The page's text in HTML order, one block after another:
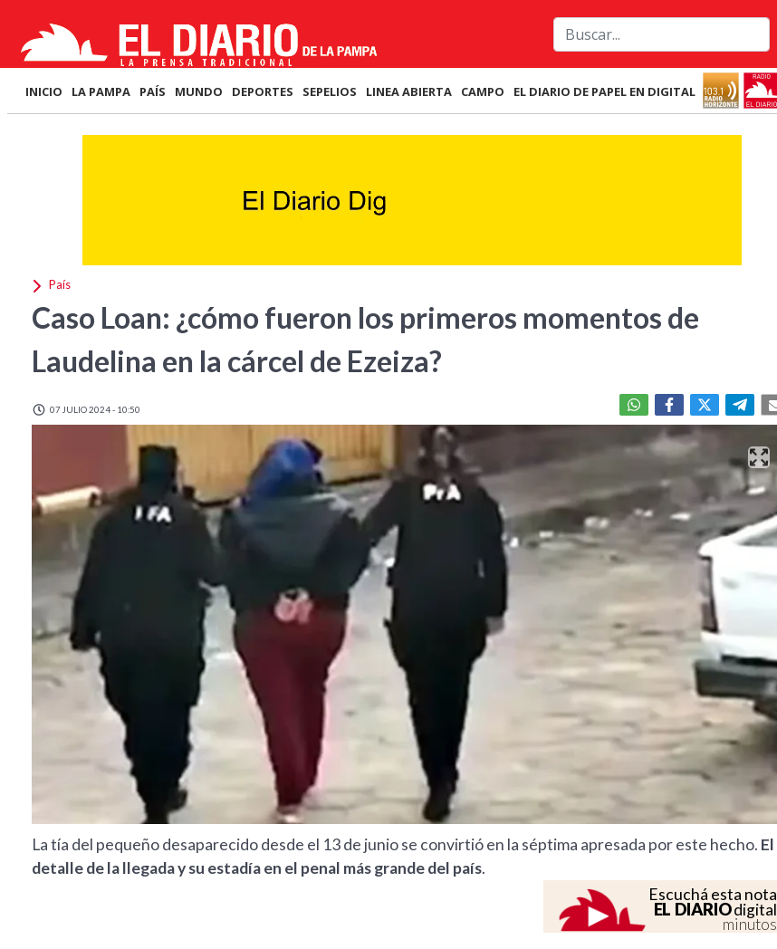
INICIO LA PAMPA PAÍS MUNDO DEPORTES SEPELIOS LINEA ABIERTA CAMPO EL DIARIO DE PAPEL EN DIGITAL
País
Caso Loan: ¿cómo fueron los primeros momentos de
Laudelina en la cárcel de Ezeiza?
07 JULIO 2024 - 10:50
La tía del pequeño desaparecido desde el 13 de junio se convirtió en la séptima apresada por este hecho. El
detalle de la llegada y su estadía en el penal más grande del país.
Escuchá esta nota
EL DIARIOdigital
minutos